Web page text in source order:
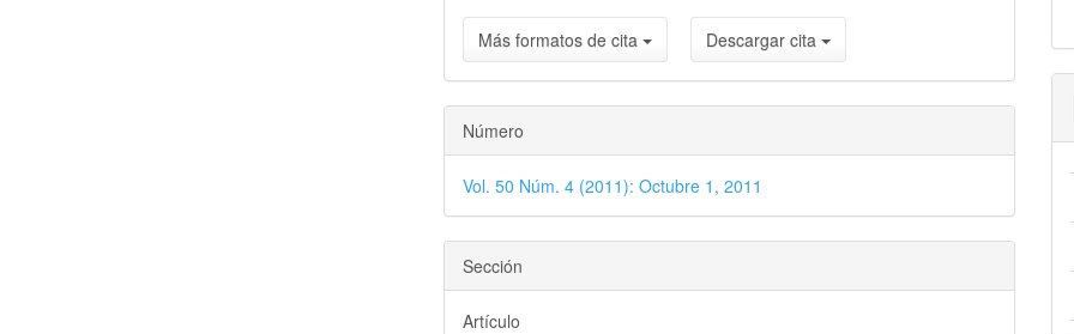
Más formatos de cita Descargar cita
Número
Vol. 50 Núm. 4 (2011): Octubre 1, 2011
Sección
Artículo